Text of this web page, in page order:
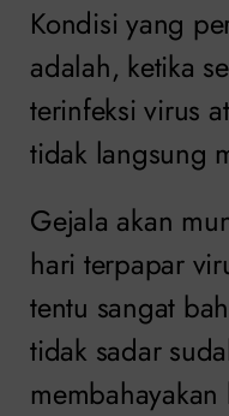
Kondisi yang
adalah, ketika
terinfeksi virus
tidak langsung
Gejala akan
hari terpapar
tentu sangat
tidak sadar
membahayakan